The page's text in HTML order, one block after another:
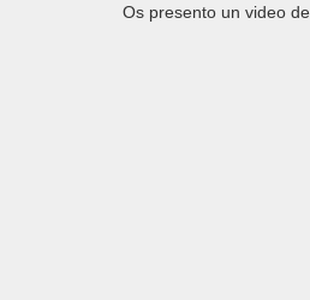
Os presento un video de